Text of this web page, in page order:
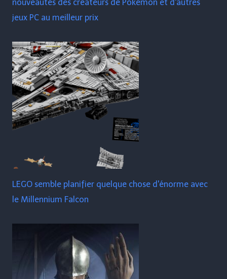
nouveautés des créateurs de Pokémon et d'autres
jeux PC au meilleur prix
LEGO semble planifier quelque chose d'énorme avec
le Millennium Falcon